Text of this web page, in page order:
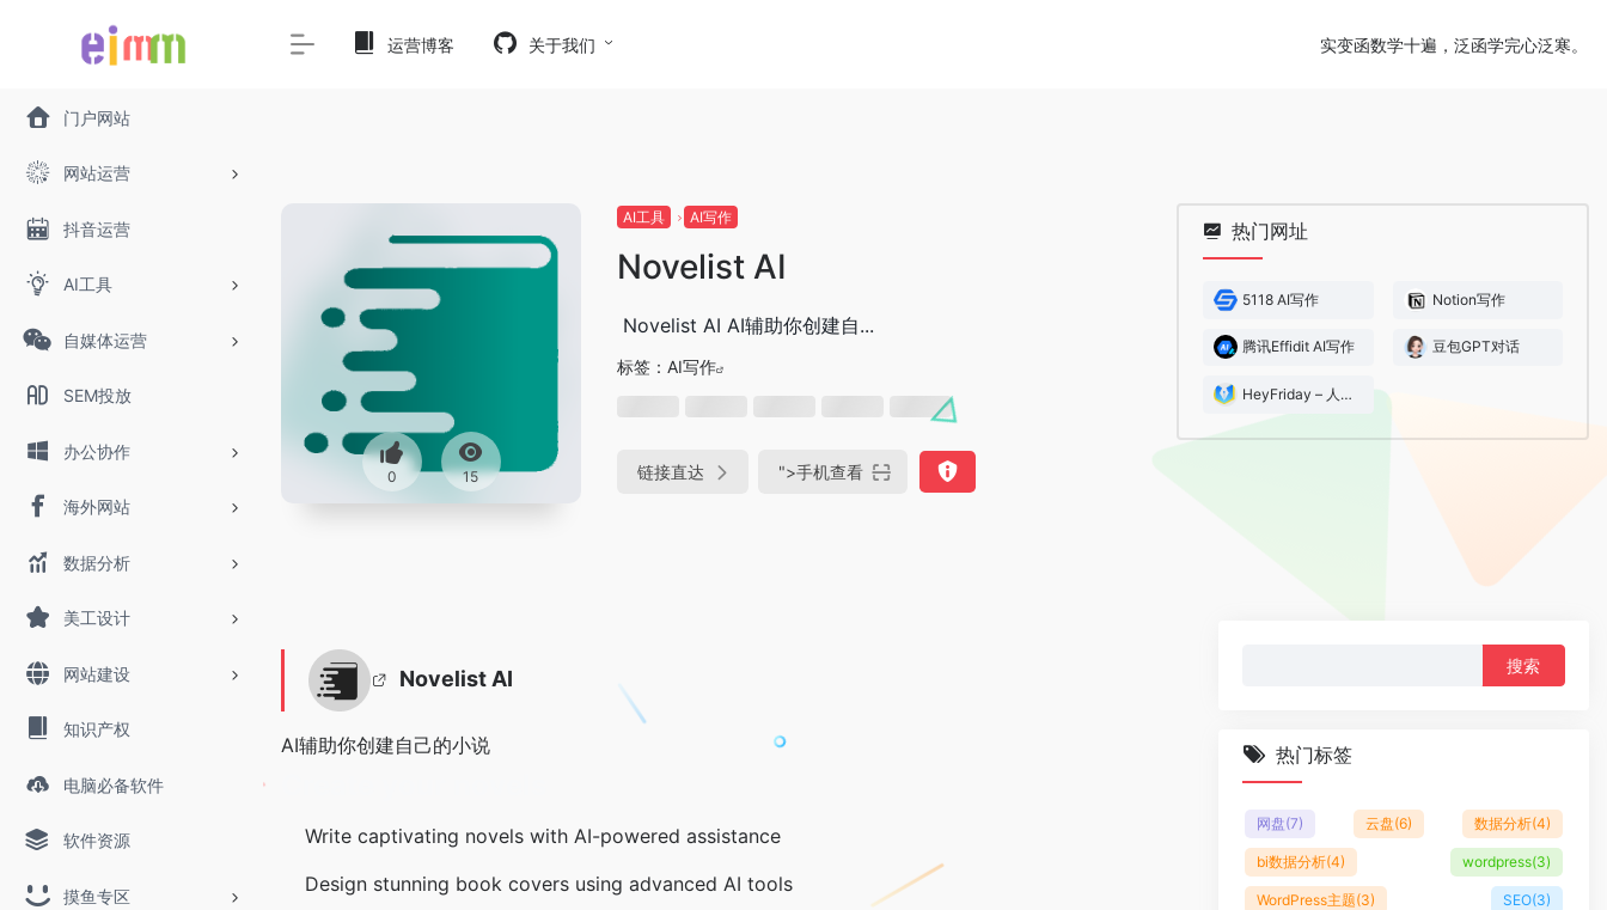
门户网站
网站运营
抖音运营
AI工具
自媒体运营
SEM投放
办公协作
海外网站
数据分析
美工设计
网站建设
知识产权
电脑必备软件
软件资源
摸鱼专区
运营博客 关于我们 实变函数学十遍，泛函学完心泛寒。
0 15
AI工具 AI写作
Novelist AI
Novelist AI AI辅助你创建自...
标签： AI写作
链接直达 ">手机查看
热门网址
5118 AI写作 Notion写作
腾讯Effidit AI写作 豆包GPT对话
HeyFriday – 人工智能AI写作工具
Novelist AI
AI辅助你创建自己的小说
Write captivating novels with AI-powered assistance
Design stunning book covers using advanced AI tools
热门标签
网盘(7) 云盘(6) 数据分析(4)
bi数据分析(4) wordpress(3)
WordPress主题(3) SEO(3)